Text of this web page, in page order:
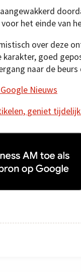
het einde van
over deze
karakter, goed
naar de
Nieuws
geniet